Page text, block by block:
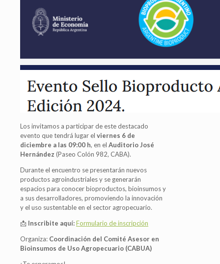
Los invitamos a participar de este destacado
evento que tendrá lugar el viernes 6 de
diciembre a las 09:00 h, en el Auditorio José
Hernández (Paseo Colón 982, CABA).
Durante el encuentro se presentarán nuevos
productos agroindustriales y se generarán
espacios para conocer bioproductos, bioinsumos y
a sus desarrolladores, promoviendo la innovación
y el uso sustentable en el sector agropecuario.
📩 Inscribite aquí:Formulario de inscripción
Organiza: Coordinación del Comité Asesor en
Bioinsumos de Uso Agropecuario (CABUA)